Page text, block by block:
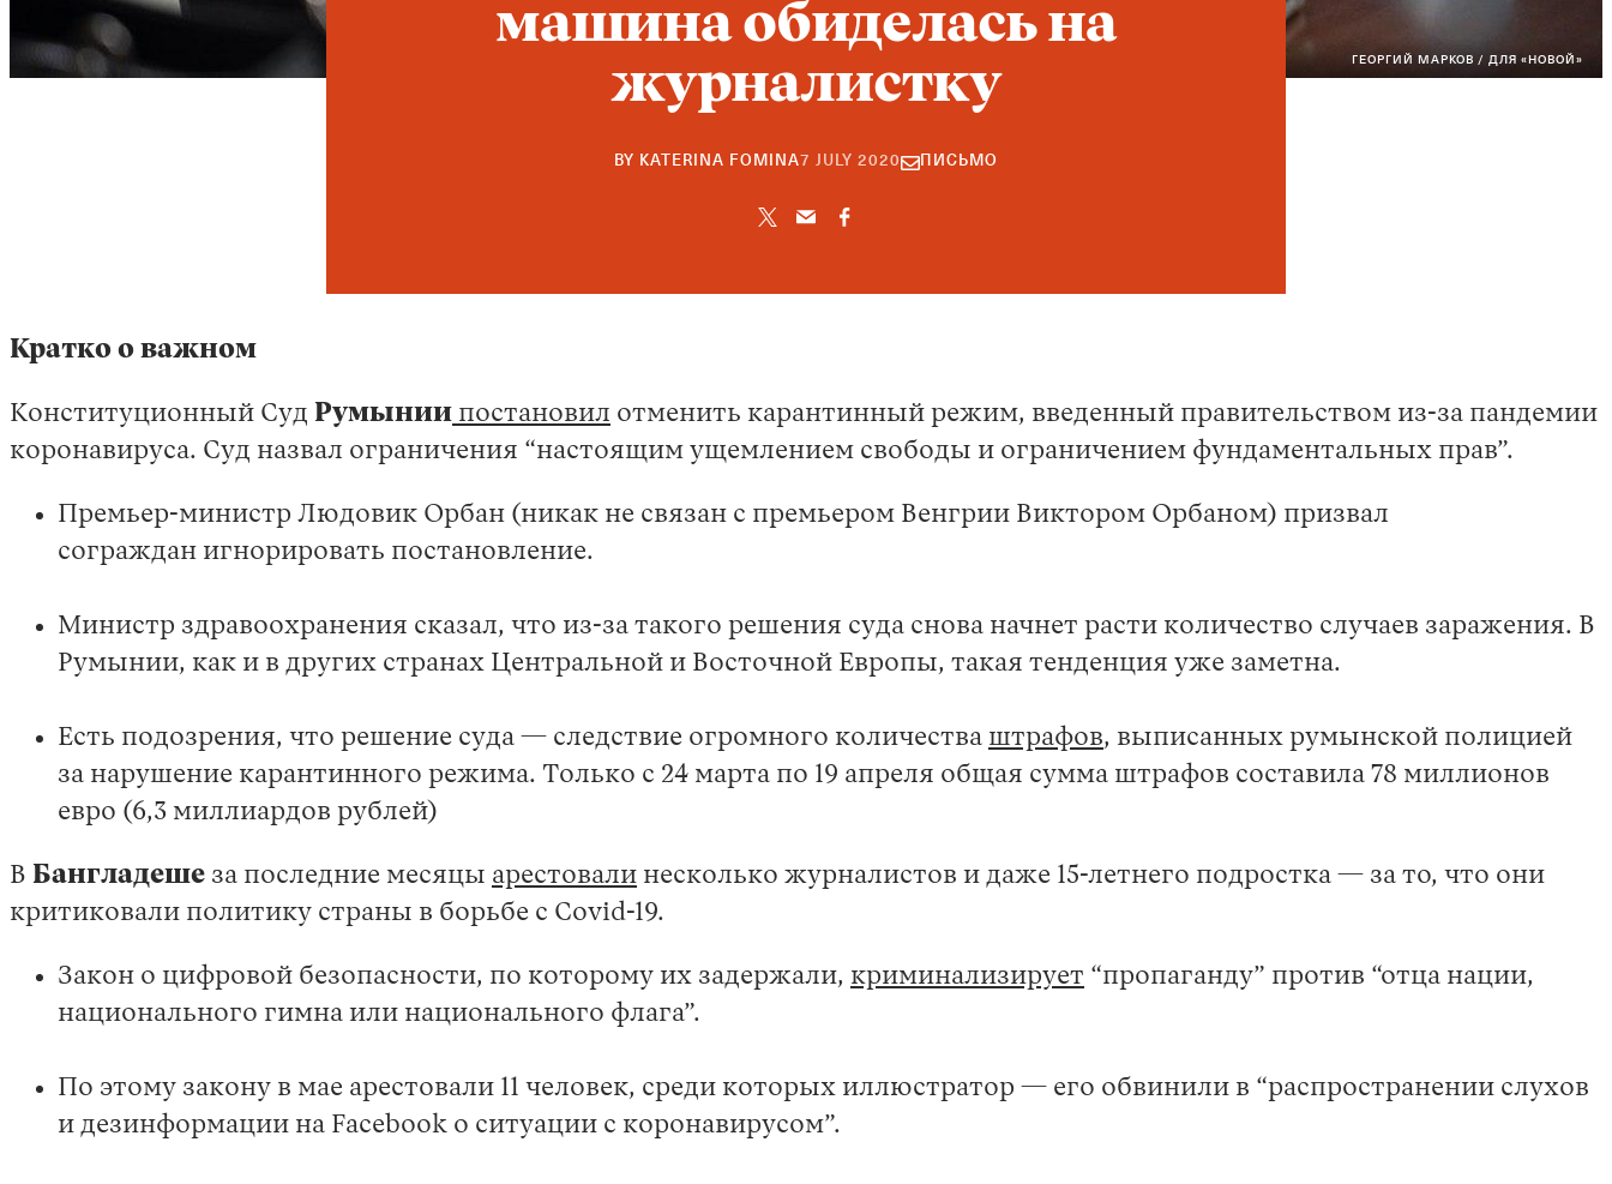
ГЕОРГИЙ МАРКОВ / ДЛЯ «НОВОЙ»
машина обиделась на
журналистку
BY KATERINA FOMINA7 JULY 202022
SEPTEMBER
ПИСЬМО
Кратко о важном
Конституционный Суд Румынии постановил отменить карантинный режим, введенный правительством из-за пандемии
коронавируса. Суд назвал ограничения “настоящим ущемлением свободы и ограничением фундаментальных прав”.
Премьер-министр Людовик Орбан (никак не связан с премьером Венгрии Виктором Орбаном) призвал
сограждан игнорировать постановление.
Министр здравоохранения сказал, что из-за такого решения суда снова начнет расти количество случаев заражения. В
Румынии, как и в других странах Центральной и Восточной Европы, такая тенденция уже заметна.
Есть подозрения, что решение суда — следствие огромного количества штрафов, выписанных румынской полицией
за нарушение карантинного режима. Только с 24 марта по 19 апреля общая сумма штрафов составила 78 миллионов
евро (6,3 миллиардов рублей)
В Бангладеше за последние месяцы арестовали несколько журналистов и даже 15-летнего подростка — за то, что они
критиковали политику страны в борьбе с Covid-19.
Закон о цифровой безопасности, по которому их задержали, криминализирует “пропаганду” против “отца нации,
национального гимна или национального флага”.
По этому закону в мае арестовали 11 человек, среди которых иллюстратор — его обвинили в “распространении слухов
и дезинформации на Facebook о ситуации с коронавирусом”.